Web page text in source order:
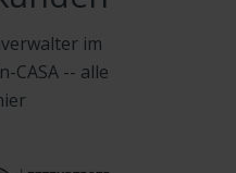
im
CASA -- alle